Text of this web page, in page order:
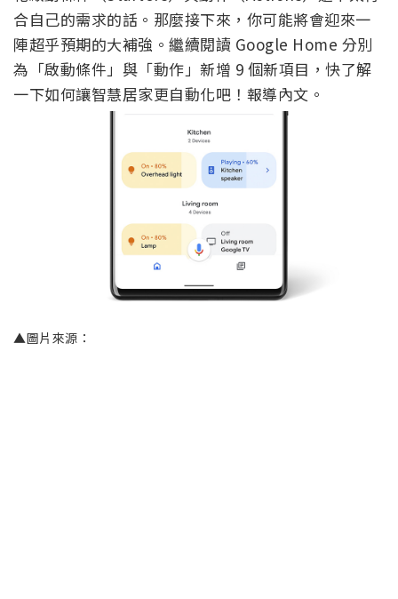
合自己的需求的話。那麼接下來，你可能將會迎來一
陣超乎預期的大補強。繼續閱讀 Google Home 分別
為「啟動條件」與「動作」新增 9 個新項目，快了解
一下如何讓智慧居家更自動化吧！報導內文。
▲圖片來源：